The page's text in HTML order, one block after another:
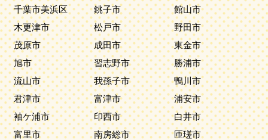
千葉市美浜区
銚子市
館山市
木更津市
松戸市
野田市
茂原市
成田市
東金市
旭市
習志野市
勝浦市
流山市
我孫子市
鴨川市
君津市
富津市
浦安市
袖ケ浦市
印西市
白井市
富里市
南房総市
匝瑳市